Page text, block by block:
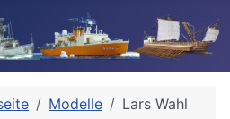
Modelle Lars Wahl